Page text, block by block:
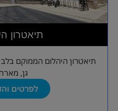
תיאטרון
תיאטרון היהלום הממוקם
גן,
לפרטים